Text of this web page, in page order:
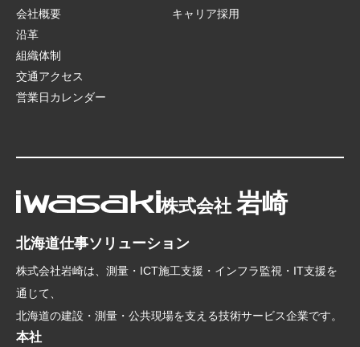
会社概要
沿革
組織体制
交通アクセス
営業日カレンダー
キャリア採用
株式会社 岩崎
北海道仕事ソリューション
株式会社岩崎は、測量・ICT施工支援・インフラ監視・IT支援を
通じて、
北海道の建設・測量・公共現場を支える技術サービス企業です。
本社